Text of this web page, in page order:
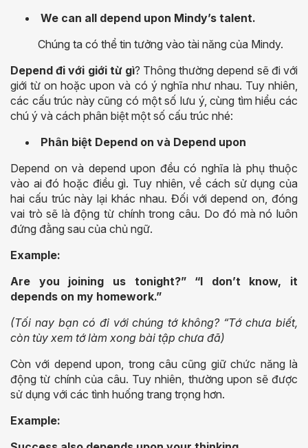
We can all depend upon Mindy’s talent.
Chúng ta có thể tin tưởng vào tài năng của Mindy.
Depend đi với giới từ gì? Thông thường depend sẽ đi với
giới từ on hoặc upon và có ý nghĩa như nhau. Tuy nhiên,
các cấu trúc này cũng có một số lưu ý, cùng tìm hiểu các
chú ý và cách phân biệt một số cấu trúc nhé:
Phân biệt Depend on và Depend upon
Depend on và depend upon đều có nghĩa là phụ thuộc
vào ai đó hoặc điều gì. Tuy nhiên, về cách sử dụng của
hai cấu trúc này lại khác nhau. Đối với depend on, đóng
vai trò sẽ là động từ chính trong câu. Do đó mà nó luôn
đứng đằng sau của chủ ngữ.
Example:
Are you joining us tonight?” “I don’t know, it
depends on my homework.”
(Tối nay bạn có đi với chúng tớ không? “Tớ chưa biết,
còn tùy xem tớ làm xong bài tập chưa đã)
Còn với depend upon, trong câu cũng giữ chức năng là
động từ chính của câu. Tuy nhiên, thường upon sẽ được
sử dụng với các tình huống trang trọng hơn.
Example: